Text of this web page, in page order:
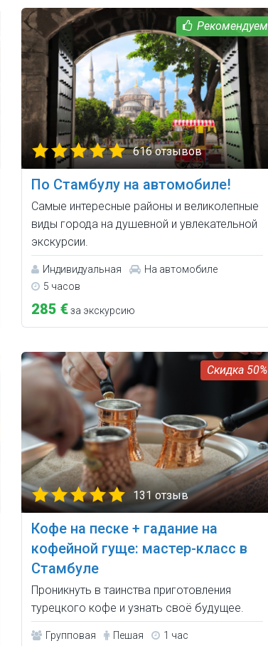
616 отзывов
По Стамбулу на автомобиле!
Самые интересные районы и великолепные
виды города на душевной и увлекательной
экскурсии.
Индивидуальная
На автомобиле
5 часов
285 €за экскурсию
50%
131 отзыв
Кофе на песке + гадание на
кофейной гуще: мастер-класс в
Стамбуле
Проникнуть в таинства приготовления
турецкого кофе и узнать своё будущее.
Групповая Пешая 1 час